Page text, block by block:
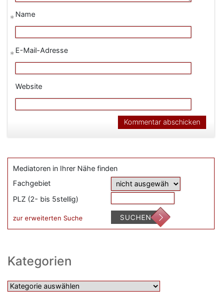
Name
*
E-Mail-Adresse
*
Website
Mediatoren in Ihrer Nähe finden
Fachgebiet
PLZ (2- bis 5stellig)
zur erweiterten Suche SUCHEN
Kategorien
Kategorien